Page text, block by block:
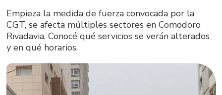
Empieza la medida de fuerza convocada por la
CGT, se afecta múltiples sectores en Comodoro
Rivadavia. Conocé qué servicios se verán alterados
y en qué horarios.